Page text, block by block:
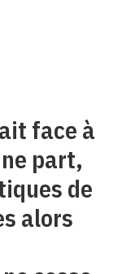
face à
part,
de
alors